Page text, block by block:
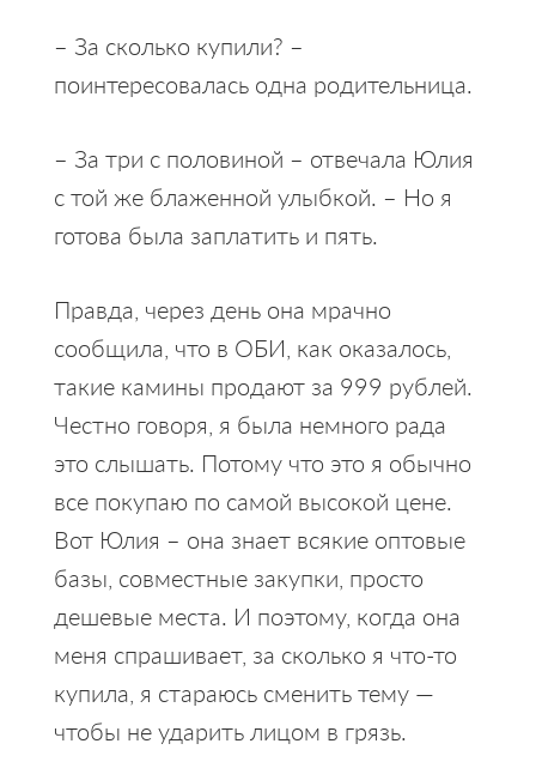
– За сколько купили? –
поинтересовалась одна родительница.
– За три с половиной – отвечала Юлия
с той же блаженной улыбкой. – Но я
готова была заплатить и пять.
Правда, через день она мрачно
сообщила, что в ОБИ, как оказалось,
такие камины продают за 999 рублей.
Честно говоря, я была немного рада
это слышать. Потому что это я обычно
все покупаю по самой высокой цене.
Вот Юлия – она знает всякие оптовые
базы, совместные закупки, просто
дешевые места. И поэтому, когда она
меня спрашивает, за сколько я что-то
купила, я стараюсь сменить тему —
чтобы не ударить лицом в грязь.